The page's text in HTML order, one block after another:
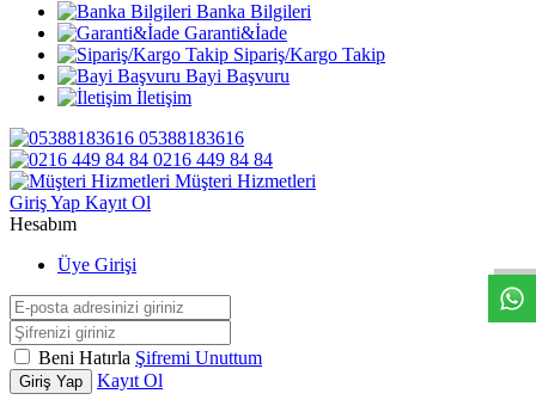
Banka Bilgileri
Garanti&İade
Sipariş/Kargo Takip
Bayi Başvuru
İletişim
05388183616
0216 449 84 84
Müşteri Hizmetleri
Giriş Yap Kayıt Ol
Hesabım
Üye Girişi
Beni Hatırla Şifremi Unuttum
Giriş Yap Kayıt Ol